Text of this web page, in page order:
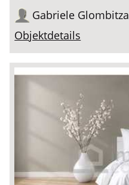
Gabriele Glombitza
Objektdetails